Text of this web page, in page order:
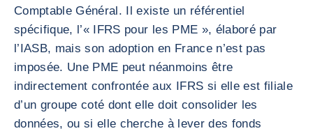
Comptable Général. Il existe un référentiel
spécifique, l’« IFRS pour les PME », élaboré par
l’IASB, mais son adoption en France n’est pas
imposée. Une PME peut néanmoins être
indirectement confrontée aux IFRS si elle est filiale
d’un groupe coté dont elle doit consolider les
données, ou si elle cherche à lever des fonds